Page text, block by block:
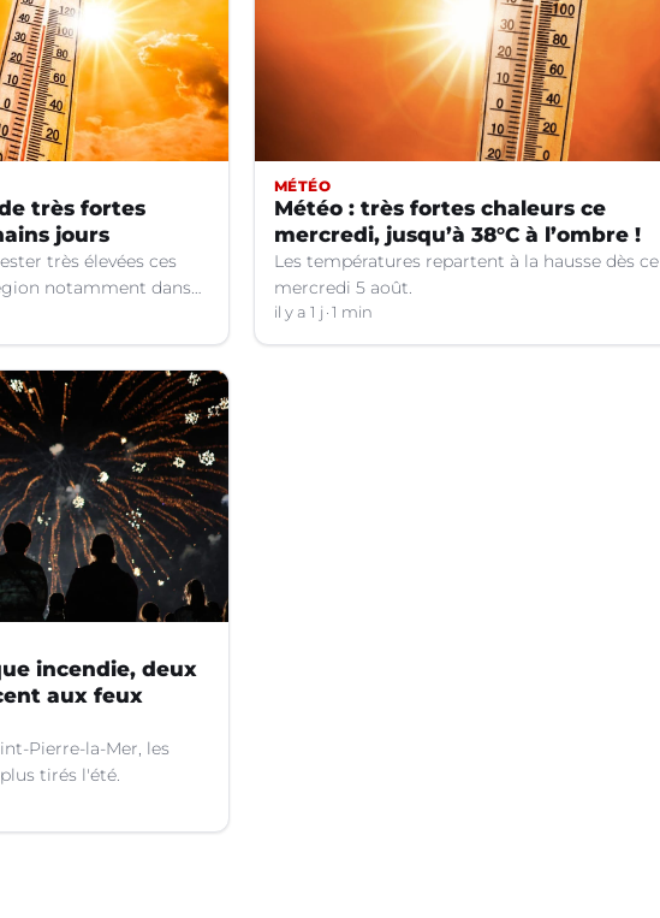
très fortes
jours
très élevées ces
notamment dans
MÉTÉO
Météo : très fortes chaleurs ce
mercredi, jusqu’à 38°C à l’ombre !
Les températures repartent à la hausse dès ce
mercredi 5 août.
il y a 1 j 1 min
incendie, deux
aux feux
Pierre-la-Mer, les
tirés l'été.